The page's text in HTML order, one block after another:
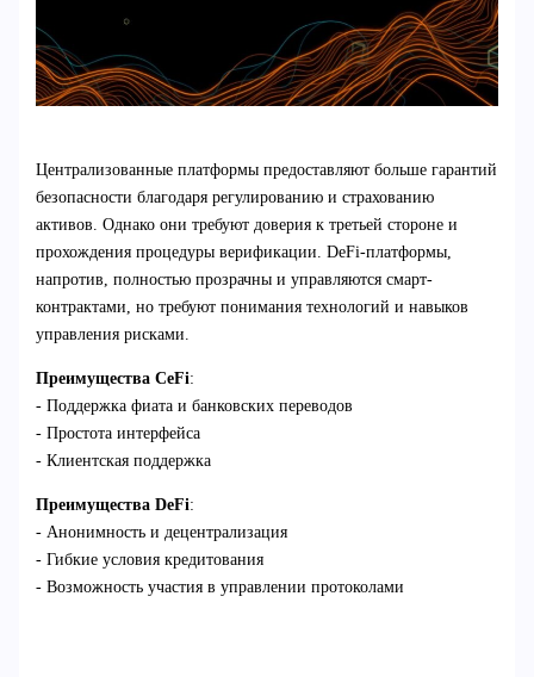
Централизованные платформы предоставляют больше гарантий
безопасности благодаря регулированию и страхованию
активов. Однако они требуют доверия к третьей стороне и
прохождения процедуры верификации. DeFi-платформы,
напротив, полностью прозрачны и управляются смарт-
контрактами, но требуют понимания технологий и навыков
управления рисками.
Преимущества CeFi:
- Поддержка фиата и банковских переводов
- Простота интерфейса
- Клиентская поддержка
Преимущества DeFi:
- Анонимность и децентрализация
- Гибкие условия кредитования
- Возможность участия в управлении протоколами